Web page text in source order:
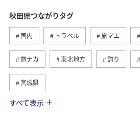
秋田県つながりタグ
国内 トラベル 旅マエ
旅ナカ 東北地方 釣り
宮城県
グルメ
すべて表示